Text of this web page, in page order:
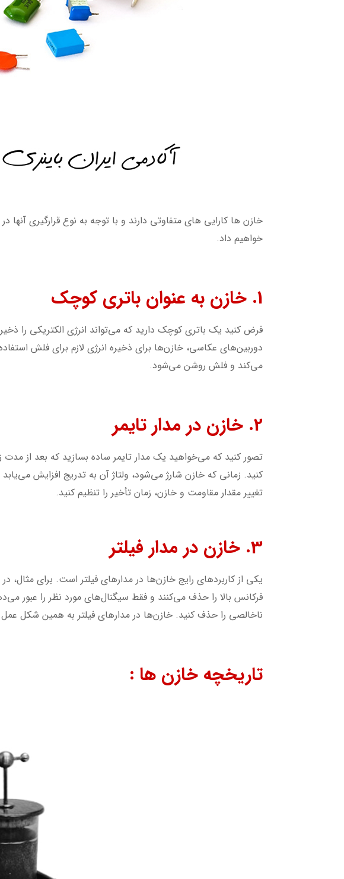
خازن ها کارایی های متفاوتی دارند و با توجه به نوع قرارگیری آنها
خواهیم داد.
1. خازن به عنوان باتری کوچک
فرض کنید یک باتری کوچک دارید که می‌تواند انرژی الکتریکی را
دوربین‌های عکاسی، خازن‌ها برای ذخیره انرژی لازم برای فلش
می‌کند و فلش روشن می‌شود.
2. خازن در مدار تایمر
تصور کنید که می‌خواهید یک مدار تایمر ساده بسازید که بعد از
کنید. زمانی که خازن شارژ می‌شود، ولتاژ آن به تدریج افزایش
تغییر مقدار مقاومت و خازن، زمان تأخیر را تنظیم کنید.
3. خازن در مدار فیلتر
یکی از کاربردهای رایج خازن‌ها در مدارهای فیلتر است. برای مثال،
فرکانس بالا را حذف می‌کنند و فقط سیگنال‌های مورد نظر را عبور
ناخالصی را حذف کنید. خازن‌ها در مدارهای فیلتر به همین شکل
تاریخچه خازن ها :